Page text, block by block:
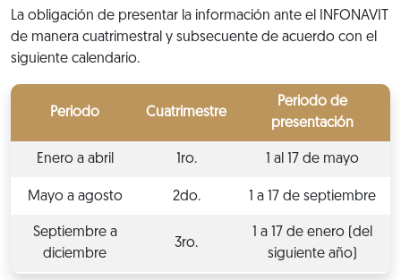
La obligación de presentar la información ante el INFONAVIT
de manera cuatrimestral y subsecuente de acuerdo con el
siguiente calendario.
Periodo Cuatrimestre
Periodo de
presentación
Enero a abril 1ro. 1 al 17 de mayo
Mayo a agosto 2do. 1 a 17 de septiembre
Septiembre a
diciembre
3ro.
1 a 17 de enero (del
siguiente año)